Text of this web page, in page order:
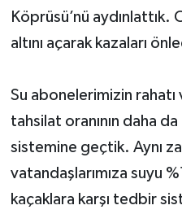
Köprüsü’nü aydınlattık.
altını açarak kazaları
Su abonelerimizin
tahsilat oranının daha da
sistemine geçtik. Aynı
vatandaşlarımıza suyu
kaçaklara karşı tedbir